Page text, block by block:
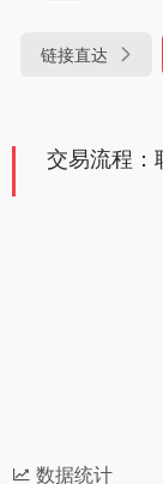
链接直达
交易流程
数据统计